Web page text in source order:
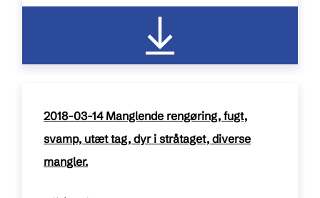
2018-03-14 Manglende rengøring, fugt,
svamp, utæt tag, dyr i stråtaget, diverse
mangler.